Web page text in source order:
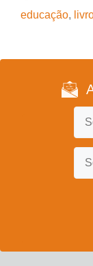
educação,